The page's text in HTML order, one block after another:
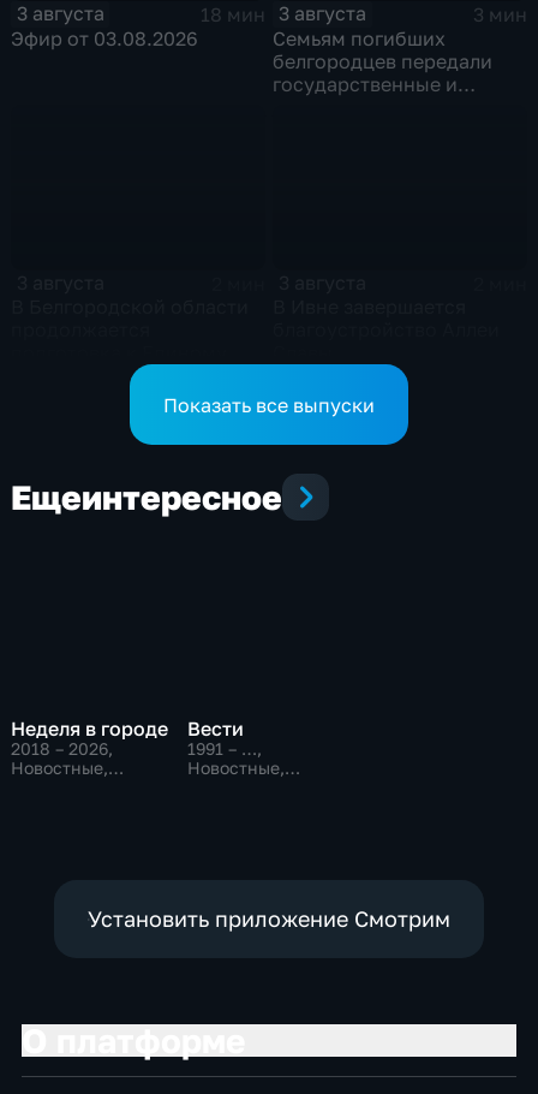
3 августа
18 мин
Эфир от 03.08.2026
3 августа
3 мин
Семьям погибших
белгородцев передали
государственные и
дню голосования
Показать все выпуски
Ещеинтересное
Неделя в городе
2018 – 2026,
Новостные,
Вести
1991 – …,
Новостные,
Установить приложение Смотрим